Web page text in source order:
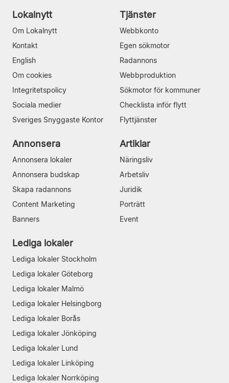
Lokalnytt
Om Lokalnytt
Kontakt
English
Om cookies
Integritetspolicy
Sociala medier
Sveriges Snyggaste Kontor
Tjänster
Webbkonto
Egen sökmotor
Radannons
Webbproduktion
Sökmotor för kommuner
Checklista inför flytt
Flyttjänster
Annonsera
Annonsera lokaler
Annonsera budskap
Skapa radannons
Content Marketing
Banners
Artiklar
Näringsliv
Arbetsliv
Juridik
Porträtt
Event
Lediga lokaler
Lediga lokaler Stockholm
Lediga lokaler Göteborg
Lediga lokaler Malmö
Lediga lokaler Helsingborg
Lediga lokaler Borås
Lediga lokaler Jönköping
Lediga lokaler Lund
Lediga lokaler Linköping
Lediga lokaler Norrköping